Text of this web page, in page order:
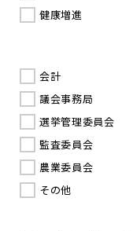
健康増進
会計
議会事務局
選挙管理委員会
監査委員会
農業委員会
その他